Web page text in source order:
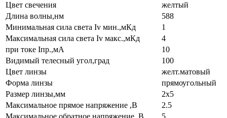
Цвет свечения
желтый
Длина волны,нм
588
Минимальная сила света Iv мин.,мКд
1
Максимальная сила света Iv макс.,мКд
4
при токе Iпр.,мА
10
Видимый телесный угол,град
100
Цвет линзы
желт.матовый
Форма линзы
прямоугольный
Размер линзы,мм
2x5
Максимальное прямое напряжение ,В
2.5
Максимальное обратное напряжение ,В
5